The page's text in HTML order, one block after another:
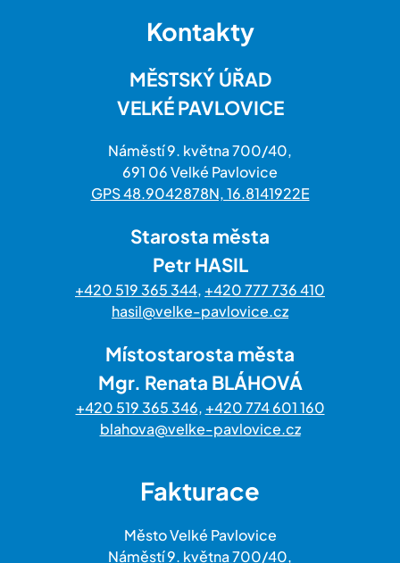
Kontakty
MĚSTSKÝ ÚŘAD
VELKÉ PAVLOVICE
Náměstí 9. května 700/40,
691 06 Velké Pavlovice
GPS 48.9042878N, 16.8141922E
Starosta města
Petr HASIL
+420 519 365 344, +420 777 736 410
hasil@velke-pavlovice.cz
Místostarosta města
Mgr. Renata BLÁHOVÁ
+420 519 365 346, +420 774 601 160
blahova@velke-pavlovice.cz
Fakturace
Město Velké Pavlovice
Náměstí 9. května 700/40,